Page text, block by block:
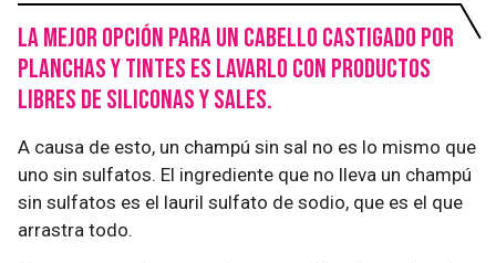
La mejor opción para un cabello castigado por
planchas y tintes es lavarlo con productos
libres de siliconas y sales.
A causa de esto, un champú sin sal no es lo mismo que
uno sin sulfatos. El ingrediente que no lleva un champú
sin sulfatos es el lauril sulfato de sodio, que es el que
arrastra todo.